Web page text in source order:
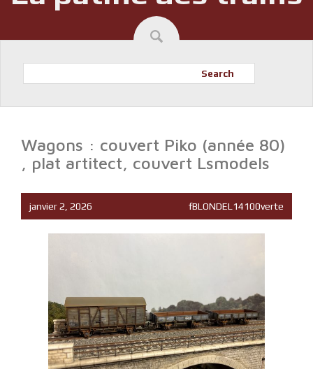
Search
Wagons : couvert Piko (année 80)
, plat artitect, couvert Lsmodels
janvier 2, 2026 fBLONDEL14100verte